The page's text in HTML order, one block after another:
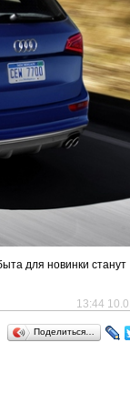
для новинки станут
13:44
Поделиться…